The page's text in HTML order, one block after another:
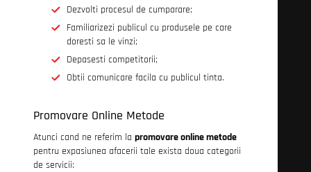
Dezvolti procesul de cumparare;
Familiarizezi publicul cu produsele pe care
doresti sa le vinzi;
Depasesti competitorii;
Obtii comunicare facila cu publicul tinta.
Promovare Online Metode
Atunci cand ne referim la promovare online metode
pentru expasiunea afacerii tale exista doua categorii
de servicii: